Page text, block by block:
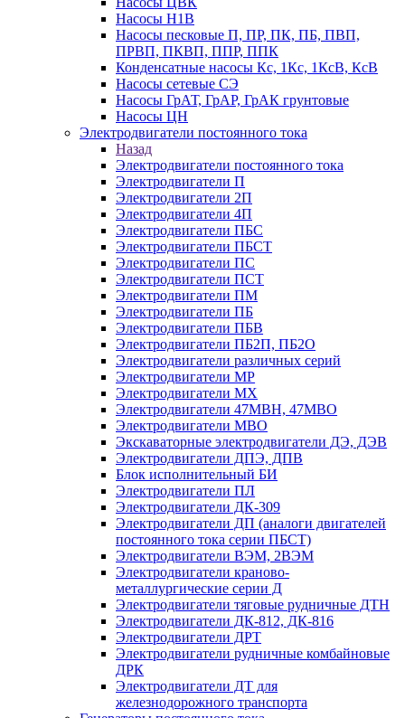
Насосы Н1В
Насосы песковые П, ПР, ПК, ПБ, ПВП,
ПРВП, ПКВП, ППР, ППК
Конденсатные насосы Кс, 1Кс, 1КсВ, КсВ
Насосы сетевые СЭ
Насосы ГрАТ, ГрАР, ГрАК грунтовые
Насосы ЦН
Электродвигатели постоянного тока
Назад
Электродвигатели постоянного тока
Электродвигатели П
Электродвигатели 2П
Электродвигатели 4П
Электродвигатели ПБС
Электродвигатели ПБСТ
Электродвигатели ПС
Электродвигатели ПСТ
Электродвигатели ПМ
Электродвигатели ПБ
Электродвигатели ПБВ
Электродвигатели ПБ2П, ПБ2О
Электродвигатели различных серий
Электродвигатели МР
Электродвигатели MX
Электродвигатели 47MBH, 47МВО
Электродвигатели MBO
Экскаваторные электродвигатели ДЭ, ДЭВ
Электродвигатели ДПЭ, ДПВ
Блок исполнительный БИ
Электродвигатели ПЛ
Электродвигатели ДК-309
Электродвигатели ДП (аналоги двигателей
постоянного тока серии ПБСТ)
Электродвигатели ВЭМ, 2ВЭМ
Электродвигатели краново-
металлургические серии Д
Электродвигатели тяговые рудничные ДТН
Электродвигатели ДК-812, ДК-816
Электродвигатели ДРТ
Электродвигатели рудничные комбайновые
ДРК
Электродвигатели ДТ для
железнодорожного транспорта